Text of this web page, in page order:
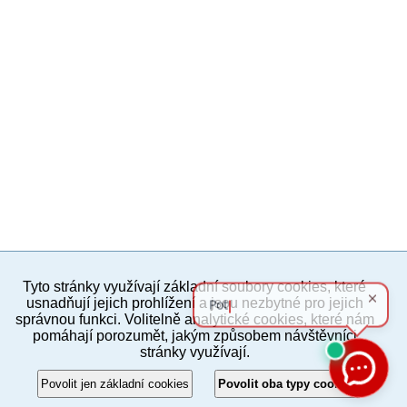
PC verze ENG
Povinné a praktické informace
© 2012–2019 MČ Praha 8
Tyto stránky využívají základní soubory cookies, které
usnadňují jejich prohlížení a jsou nezbytné pro jejich
správnou funkci. Volitelně analytické cookies, které nám
pomáhají porozumět, jakým způsobem návštěvníci
stránky využívají.
Povolit jen základní cookies Povolit oba typy cookies